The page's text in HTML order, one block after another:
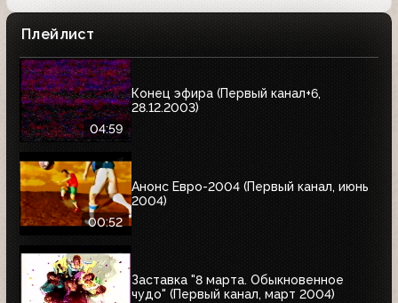
Плейлист
04:59
Конец эфира (Первый канал+6,
28.12.2003)
00:52
Анонс Евро-2004 (Первый канал, июнь
2004)
Заставка "8 марта. Обыкновенное
чудо" (Первый канал, март 2004)